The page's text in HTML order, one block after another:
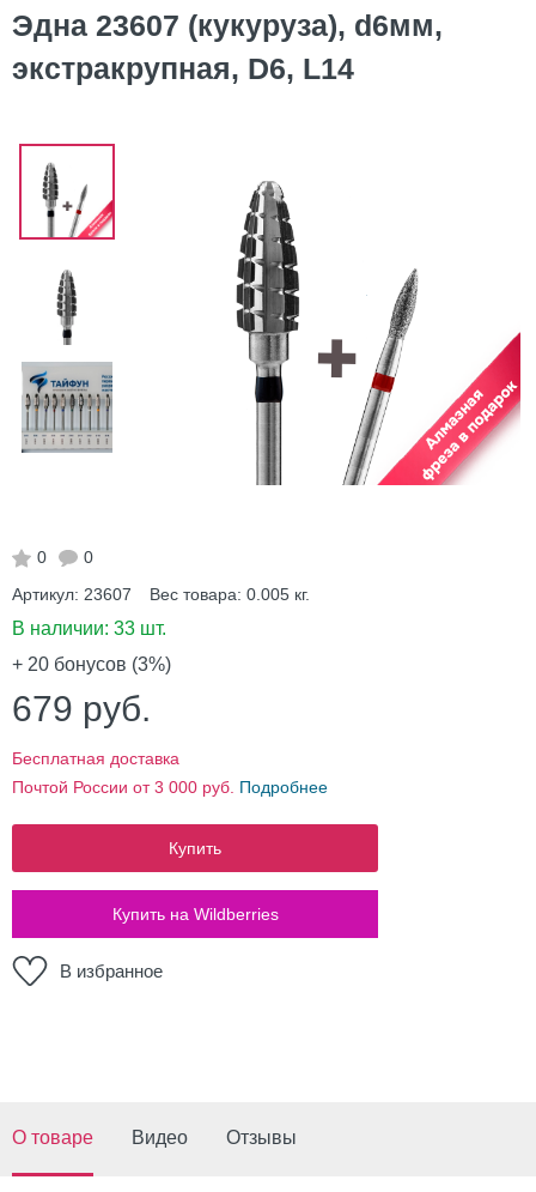
Эдна 23607 (кукуруза), d6мм,
экстракрупная, D6, L14
0
0
Артикул: 23607 Вес товара: 0.005 кг.
В наличии: 33 шт.
+ 20 бонусов (3%)
679 руб.
Бесплатная доставка
Почтой России от 3 000 руб. Подробнее
Купить
Купить на Wildberries
В избранное
О товаре Видео Отзывы